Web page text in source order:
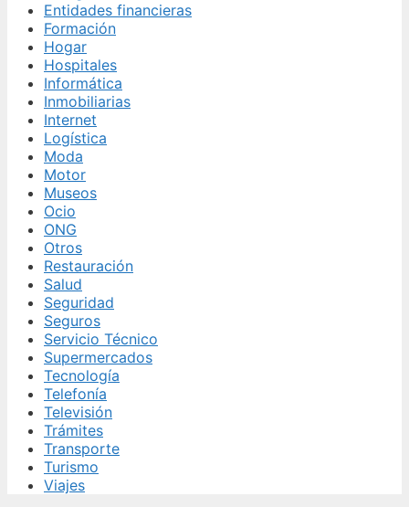
Entidades financieras
Formación
Hogar
Hospitales
Informática
Inmobiliarias
Internet
Logística
Moda
Motor
Museos
Ocio
ONG
Otros
Restauración
Salud
Seguridad
Seguros
Servicio Técnico
Supermercados
Tecnología
Telefonía
Televisión
Trámites
Transporte
Turismo
Viajes